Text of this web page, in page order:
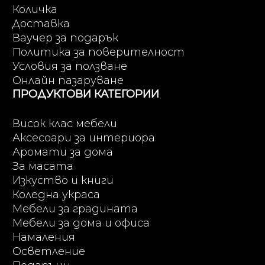
Количка
Доставка
Ваучер за подарък
Политика за поверителност
Условия за ползване
Онлайн пазаруване
ПРОДУКТОВИ КАТЕГОРИИ
Висок клас мебели
Аксесоари за интериора
Аромати за дома
За масата
Изкуство и книги
Коледна украса
Мебели за градината
Мебели за дома и офиса
Намаления
Осветление